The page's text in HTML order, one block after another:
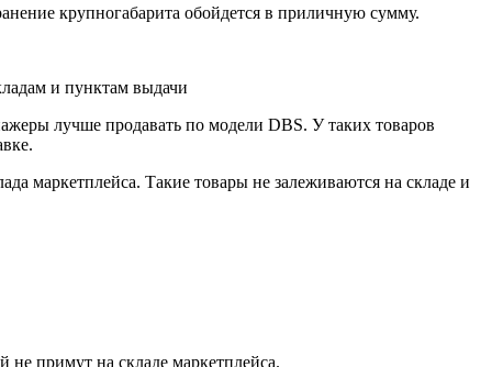
крупногабарита обойдется в приличную сумму.
и пунктам выдачи
лучше продавать по модели DBS. У таких товаров
маркетплейса. Такие товары не залеживаются на складе и
примут на складе маркетплейса.